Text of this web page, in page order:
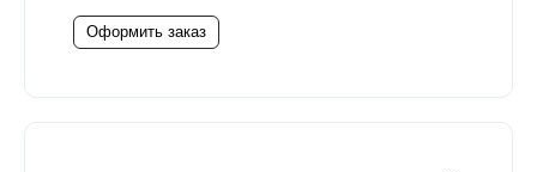
Оформить заказ